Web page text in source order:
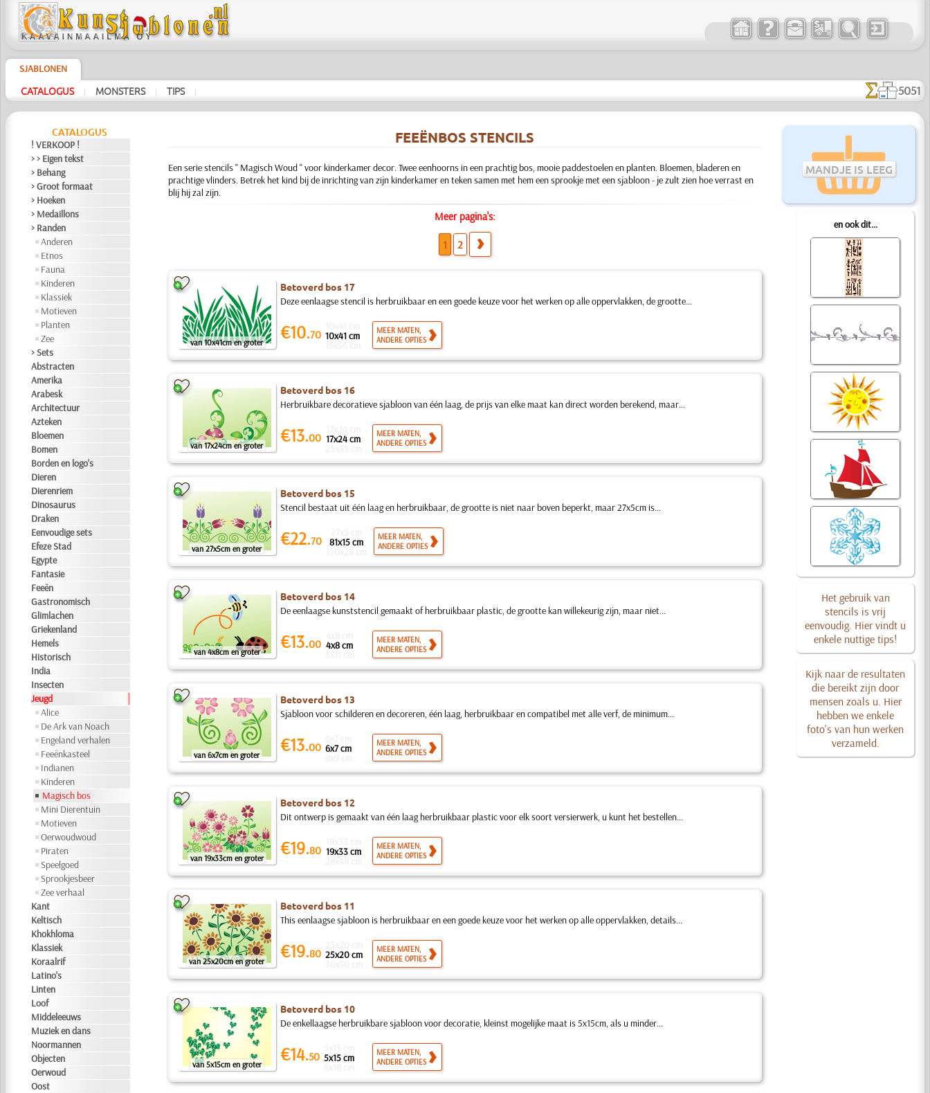
SJABLONEN
CATALOGUS | MONSTERS | TIPS | 5051
CATALOGUS
! VERKOOP !
> > Eigen tekst
> Behang
> Groot formaat
> Hoeken
> Medaillons
> Randen
Anderen
Etnos
Fauna
Kinderen
Klassiek
Motieven
Planten
Zee
> Sets
Abstracten
Amerika
Arabesk
Architectuur
Azteken
Bloemen
Bomen
Borden en logo's
Dieren
Dierenriem
Dinosaurus
Draken
Eenvoudige sets
Efeze Stad
Egypte
Fantasie
Feeën
Gastronomisch
Glimlachen
Griekenland
Hemels
Historisch
India
Insecten
Jeugd
Alice
De Ark van Noach
Engeland verhalen
Feeënkasteel
Indianen
Kinderen
Magisch bos
Mini Dierentuin
Motieven
Oerwoudwoud
Piraten
Speelgoed
Sprookjesbeer
Zee verhaal
Kant
Keltisch
Khokhloma
Klassiek
Koraalrif
Latino's
Linten
Loof
Middeleeuws
Muziek en dans
Noormannen
Objecten
Oerwoud
Oost
MANDJE IS LEEG
en ook dit...
Het gebruik van
stencils is vrij
eenvoudig. Hier vindt u
enkele nuttige tips!
Kijk naar de resultaten
die bereikt zijn door
mensen zoals u. Hier
hebben we enkele
foto's van hun werken
verzameld.
FEEËNBOS STENCILS
Een serie stencils " Magisch Woud " voor kinderkamer decor. Twee eenhoorns in een prachtig bos, mooie paddestoelen en planten. Bloemen, bladeren en
prachtige vlinders. Betrek het kind bij de inrichting van zijn kinderkamer en teken samen met hem een sprookje met een sjabloon - je zult zien hoe verrast en
blij hij zal zijn.
Meer pagina's:
1 2
van 10x41cm en groter
Betoverd bos 17
Deze eenlaagse stencil is herbruikbaar en een goede keuze voor het werken op alle oppervlakken, de grootte...
€10.70 10x41 cm
MEER MATEN,
ANDERE OPTIES
van 17x24cm en groter
Betoverd bos 16
Herbruikbare decoratieve sjabloon van één laag, de prijs van elke maat kan direct worden berekend, maar...
€13.00 17x24 cm
MEER MATEN,
ANDERE OPTIES
van 27x5cm en groter
Betoverd bos 15
Stencil bestaat uit één laag en herbruikbaar, de grootte is niet naar boven beperkt, maar 27x5cm is...
€22.70 81x15 cm
MEER MATEN,
ANDERE OPTIES
van 4x8cm en groter
Betoverd bos 14
De eenlaagse kunststencil gemaakt of herbruikbaar plastic, de grootte kan willekeurig zijn, maar niet...
€13.00 4x8 cm
MEER MATEN,
ANDERE OPTIES
van 6x7cm en groter
Betoverd bos 13
Sjabloon voor schilderen en decoreren, één laag, herbruikbaar en compatibel met alle verf, de minimum...
€13.00 6x7 cm
MEER MATEN,
ANDERE OPTIES
van 19x33cm en groter
Betoverd bos 12
Dit ontwerp is gemaakt van één laag herbruikbaar plastic voor elk soort versierwerk, u kunt het bestellen...
€19.80 19x33 cm
MEER MATEN,
ANDERE OPTIES
van 25x20cm en groter
Betoverd bos 11
This eenlaagse sjabloon is herbruikbaar en een goede keuze voor het werken op alle oppervlakken, details...
€19.80 25x20 cm
MEER MATEN,
ANDERE OPTIES
van 5x15cm en groter
Betoverd bos 10
De enkellaagse herbruikbare sjabloon voor decoratie, kleinst mogelijke maat is 5x15cm, als u minder...
€14.50 5x15 cm
MEER MATEN,
ANDERE OPTIES